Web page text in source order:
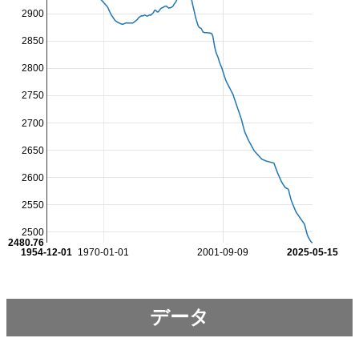
1970-01-01 2001-09-09
1954-12-01 2025-05-15
2500
2550
2600
2650
2700
2750
2800
2850
2900
2480.76
データ